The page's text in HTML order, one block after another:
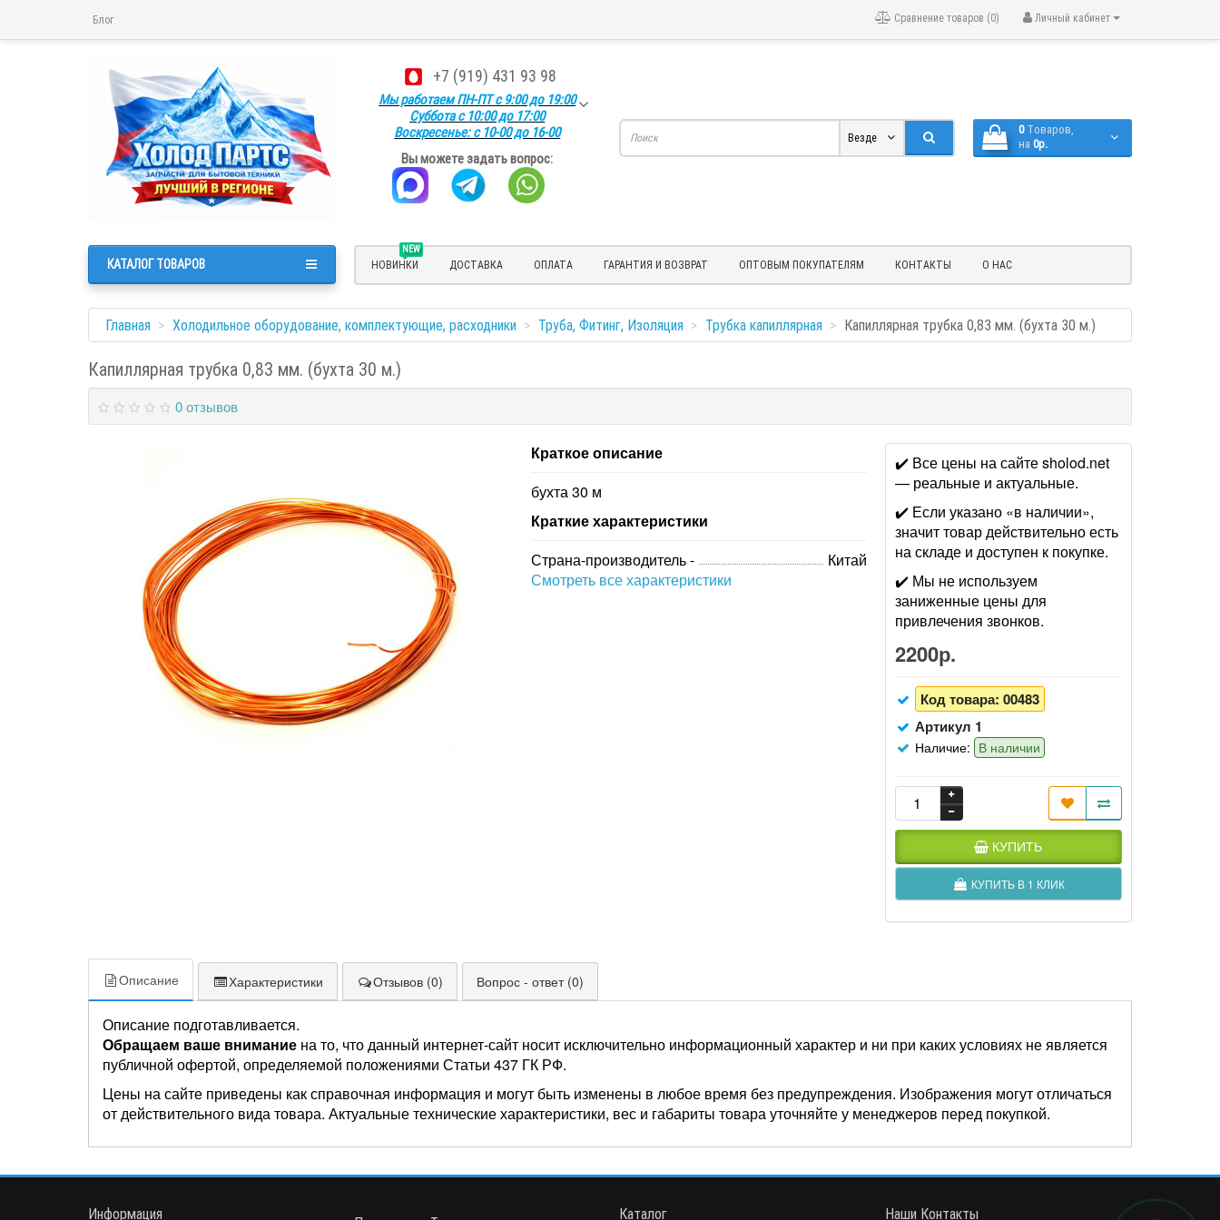
Блог Личный кабинет
Сравнение товаров (0)
+7 (919) 431 93 98
Мы работаем ПН-ПТ с 9:00 до 19:00
Суббота с 10:00 до 17:00
Воскресенье: с 10-00 до 16-00
Вы можете задать вопрос:
0 Tоваров,
на 0р.
Везде
NEW
НОВИНКИ ДОСТАВКА ОПЛАТА ГАРАНТИЯ И ВОЗВРАТ ОПТОВЫМ ПОКУПАТЕЛЯМ КОНТАКТЫ О НАС
КАТАЛОГ ТОВАРОВ
Главная Холодильное оборудование, комплектующие, расходники Труба, Фитинг, Изоляция Трубка капиллярная Капиллярная трубка 0,83 мм. (бухта 30 м.)
Капиллярная трубка 0,83 мм. (бухта 30 м.)
0 отзывов
Краткое описание
бухта 30 м
Краткие характеристики
Страна-производитель -
Китай
Смотреть все характеристики
✔️ Все цены на сайте sholod.net
— реальные и актуальные.
✔️ Если указано «в наличии»,
значит товар действительно есть
на складе и доступен к покупке.
✔️ Мы не используем
заниженные цены для
привлечения звонков.
2200р.
Код товара: 00483
Артикул 1
Наличие: В наличии
КУПИТЬ
КУПИТЬ В 1 КЛИК
Описание Характеристики Отзывов (0) Вопрос - ответ (0)
Описание подготавливается.
Обращаем ваше внимание на то, что данный интернет-сайт носит исключительно информационный характер и ни при каких условиях не является
публичной офертой, определяемой положениями Статьи 437 ГК РФ.
Цены на сайте приведены как справочная информация и могут быть изменены в любое время без предупреждения. Изображения могут отличаться
от действительного вида товара. Актуальные технические характеристики, вес и габариты товара уточняйте у менеджеров перед покупкой.
Информация Каталог Наши Контакты